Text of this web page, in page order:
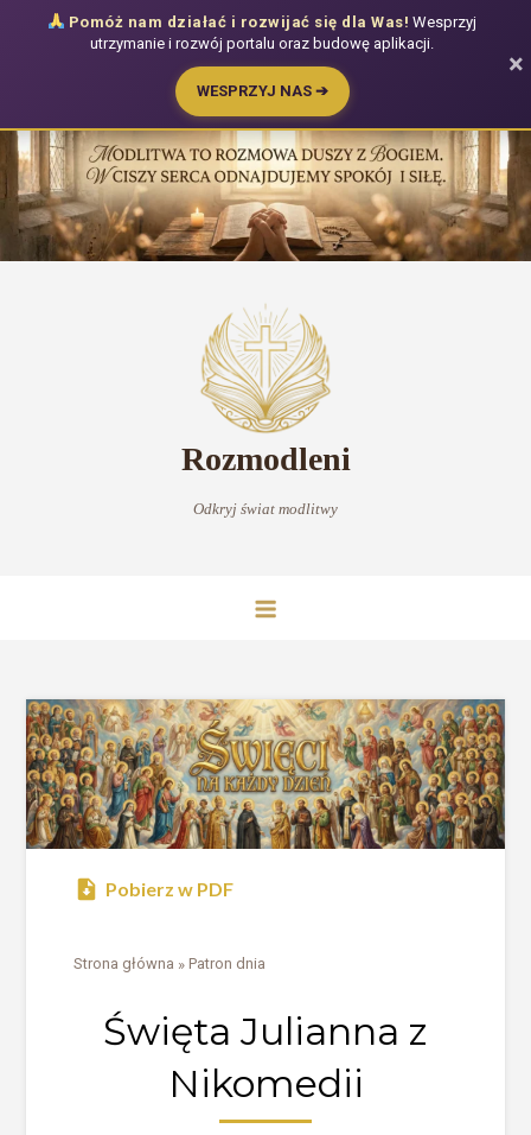
do
treści
Rozmodleni
Odkryj świat modlitwy
Pobierz w PDF
Strona główna »Patron dnia
Święta Julianna z
Nikomedii
Pomóż nam działać i rozwijać się dla Was! Wesprzyj
utrzymanie i rozwój portalu oraz budowę aplikacji.
WESPRZYJ NAS ➔
×